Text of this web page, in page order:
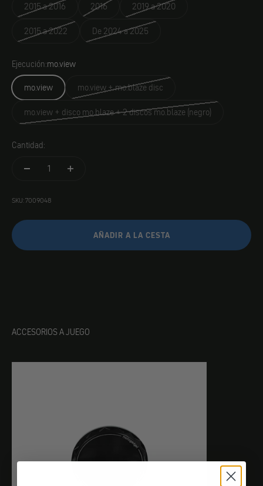
2015 a 2016 2016 2019 a 2020
2015 a 2022 De 2024 a 2025
Ejecución:mo.view
mo.view
mo.view + mo.blaze disc
mo.view + disco mo.blaze + 2 discos mo.blaze (negro)
Cantidad:
SKU: 7009048
AÑADIR A LA CESTA
ACCESORIOS A JUEGO